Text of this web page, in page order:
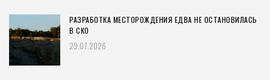
РАЗРАБОТКА МЕСТОРОЖДЕНИЯ ЕДВА НЕ ОСТАНОВИЛАСЬ
В СКО
29.07.2026